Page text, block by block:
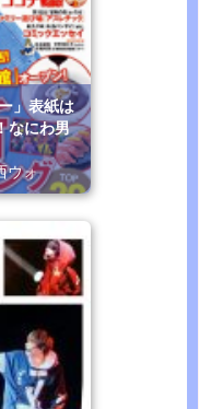
」表紙は
なにわ男
ウォ